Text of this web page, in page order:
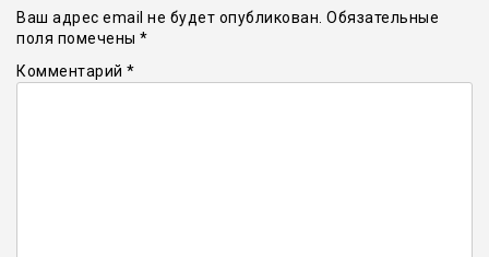
Ваш адрес email не будет опубликован. Обязательные
поля помечены *
Комментарий *